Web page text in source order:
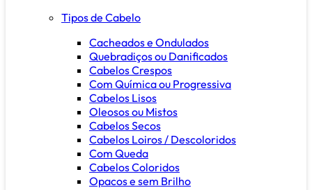
Tipos de Cabelo
Cacheados e Ondulados
Quebradiços ou Danificados
Cabelos Crespos
Com Química ou Progressiva
Cabelos Lisos
Oleosos ou Mistos
Cabelos Secos
Cabelos Loiros / Descoloridos
Com Queda
Cabelos Coloridos
Opacos e sem Brilho